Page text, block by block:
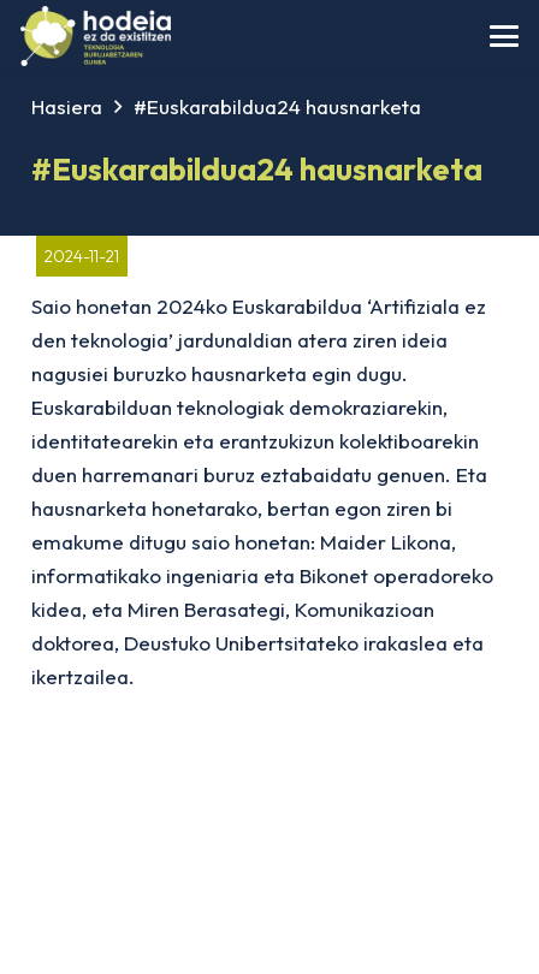
Hasiera #Euskarabildua24 hausnarketa
#Euskarabildua24 hausnarketa
2024-11-21
Saio honetan 2024ko Euskarabildua ‘Artifiziala ez
den teknologia’ jardunaldian atera ziren ideia
nagusiei buruzko hausnarketa egin dugu.
Euskarabilduan teknologiak demokraziarekin,
identitatearekin eta erantzukizun kolektiboarekin
duen harremanari buruz eztabaidatu genuen. Eta
hausnarketa honetarako, bertan egon ziren bi
emakume ditugu saio honetan: Maider Likona,
informatikako ingeniaria eta Bikonet operadoreko
kidea, eta Miren Berasategi, Komunikazioan
doktorea, Deustuko Unibertsitateko irakaslea eta
ikertzailea.